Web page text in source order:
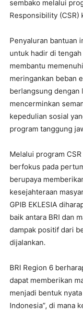
sembako melalui
Responsibility (CSR)
Penyaluran bantuan
untuk hadir di
membantu
meringankan beban
berlangsung dengan
mencerminkan
kepedulian sosial
program tanggung
Melalui program
berfokus pada
berupaya
kesejahteraan
GPIB EKLESIA
baik antara BRI dan
dampak positif dari
dijalankan.
BRI Region 6
dapat memberikan
menjadi bentuk
Indonesia”, di mana